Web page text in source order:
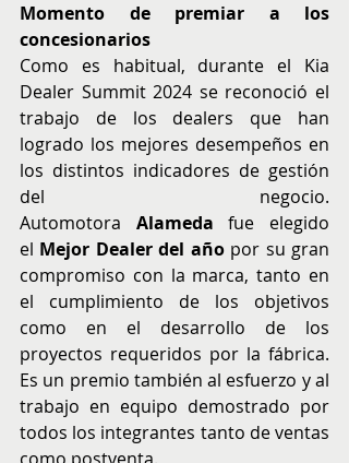
Momento de premiar a los
concesionarios
Como es habitual, durante el Kia
Dealer Summit 2024 se reconoció el
trabajo de los dealers que han
logrado los mejores desempeños en
los distintos indicadores de gestión
del negocio.
Automotora Alameda fue elegido
el Mejor Dealer del año por su gran
compromiso con la marca, tanto en
el cumplimiento de los objetivos
como en el desarrollo de los
proyectos requeridos por la fábrica.
Es un premio también al esfuerzo y al
trabajo en equipo demostrado por
todos los integrantes tanto de ventas